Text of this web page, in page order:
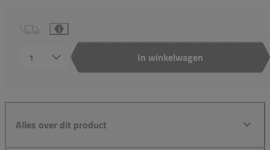
i
In winkelwagen
Alles over dit product